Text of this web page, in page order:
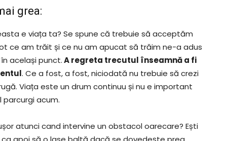
grea:
e viața ta? Se spune că trebuie să acceptăm
ce am trăit și ce nu am apucat să trăim ne-a adus
același punct.A regreta trecutul înseamnă a fi
. Ce a fost, a fost, niciodată nu trebuie să crezi
Viața este un drum continuu și nu e important
parcurgi acum.
atunci cand intervine un obstacol oarecare? Ești